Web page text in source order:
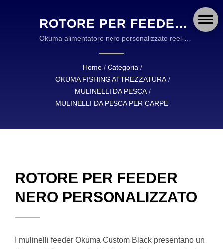
ROTORE PER FEEDER
NERO PERSONALIZZATO
| OKUMA FISHING:
ATTREZZATURA
DUREVOLE E
PESCATORI DI TUTTO IL
Okuma alimentatore nero personalizzato reel-
Home / Categoria /
OKUMA FISHING ATTREZZATURA /
MULINELLI DA PESCA /
MULINELLI DA PESCA PER CARPE
ROTORE PER FEEDER
NERO PERSONALIZZATO
I mulinelli feeder Okuma Custom Black presentano un